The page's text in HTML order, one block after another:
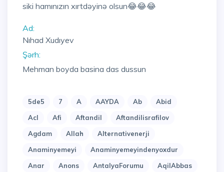
siki hamınızın xırtdəyinə olsun😂😂😂
Ad:
Nıhad Xudıyev
Şərh:
Mehman boyda basina das dussun
5de5 7 A AAYDA Ab
Abid
Acl
Afi Aftandil
Aftandilisrafilov
Agdam
Allah
Alternativenerji
Anaminyemeyi
Anaminyemeyindenyoxdur
Anar
Anons AntalyaForumu
AqilAbbas